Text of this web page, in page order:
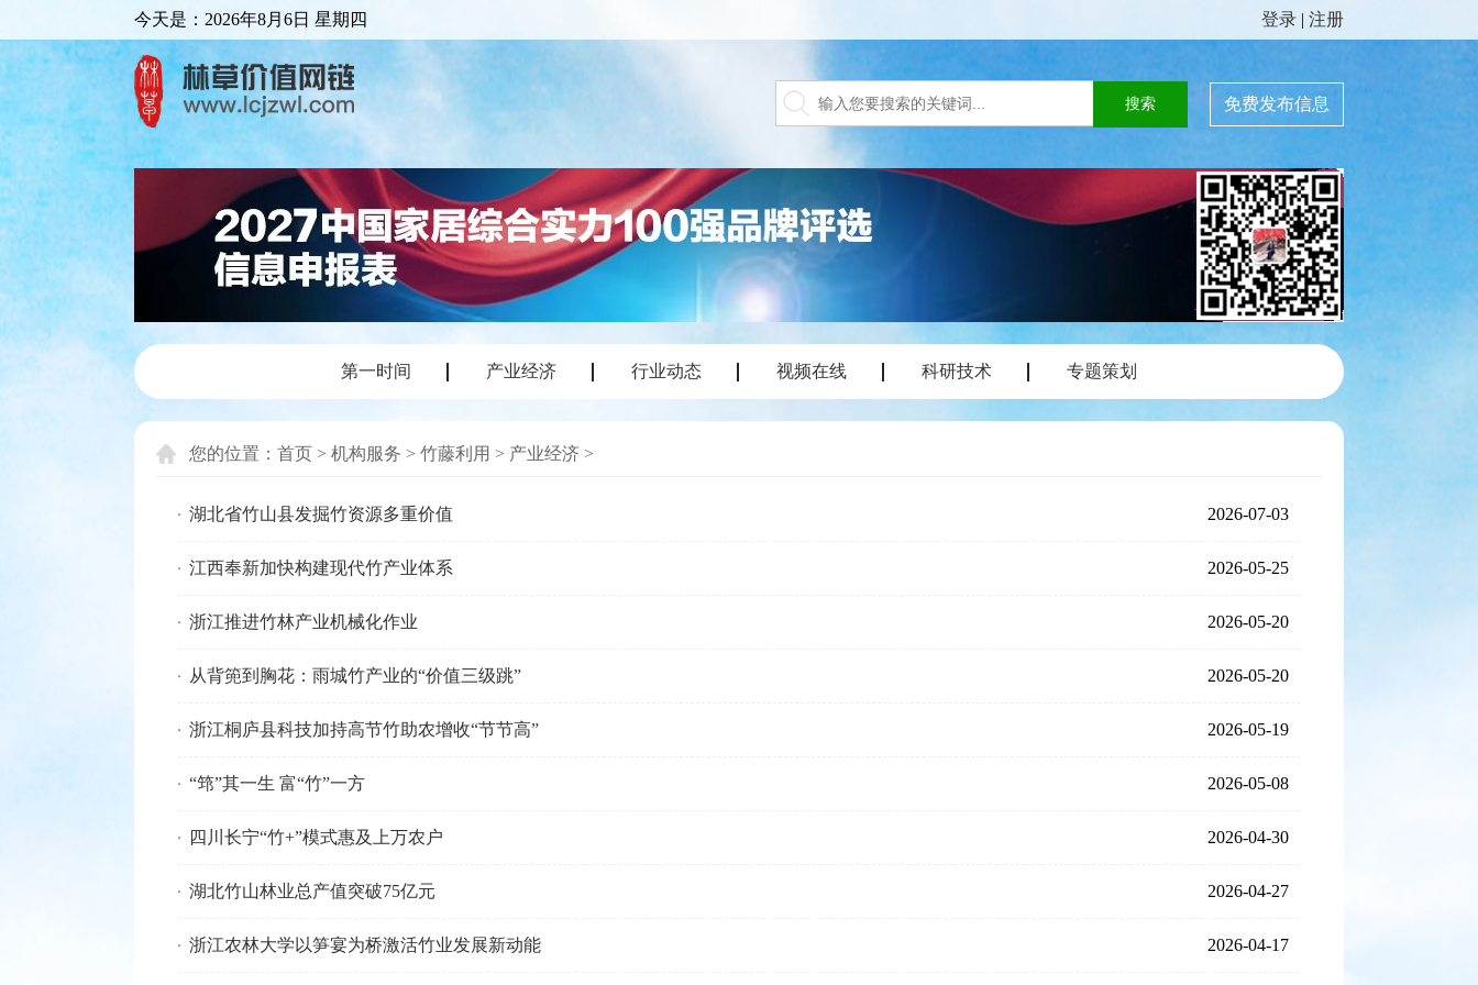
今天是： 2026年8月6日 星期四 登录 | 注册
免费发布信息
第一时间 产业经济 行业动态 视频在线 科研技术 专题策划
您的位置： 首页 > 机构服务 > 竹藤利用 > 产业经济 >
湖北省竹山县发掘竹资源多重价值 2026-07-03
江西奉新加快构建现代竹产业体系 2026-05-25
浙江推进竹林产业机械化作业 2026-05-20
从背篼到胸花：雨城竹产业的“价值三级跳” 2026-05-20
浙江桐庐县科技加持高节竹助农增收“节节高” 2026-05-19
“筇”其一生 富“竹”一方 2026-05-08
四川长宁“竹+”模式惠及上万农户 2026-04-30
湖北竹山林业总产值突破75亿元 2026-04-27
浙江农林大学以笋宴为桥激活竹业发展新动能 2026-04-17